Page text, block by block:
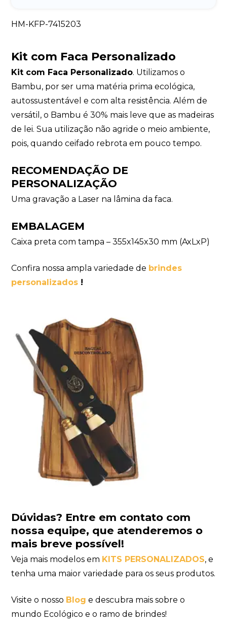
HM-KFP-7415203
Kit com Faca Personalizado
Kit com Faca Personalizado. Utilizamos o
Bambu, por ser uma matéria prima ecológica,
autossustentável e com alta resistência. Além de
versátil, o Bambu é 30% mais leve que as madeiras
de lei. Sua utilização não agride o meio ambiente,
pois, quando ceifado rebrota em pouco tempo.
RECOMENDAÇÃO DE
PERSONALIZAÇÃO
Uma gravação a Laser na lâmina da faca.
EMBALAGEM
Caixa preta com tampa – 355x145x30 mm (AxLxP)
Confira nossa ampla variedade de brindes
personalizados !
Dúvidas? Entre em contato com
nossa equipe, que atenderemos o
mais breve possível!
Veja mais modelos em KITS PERSONALIZADOS, e
tenha uma maior variedade para os seus produtos.
Visite o nosso Blog e descubra mais sobre o
mundo Ecológico e o ramo de brindes!